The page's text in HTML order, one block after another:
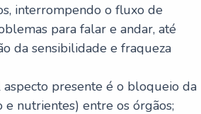
interrompendo o fluxo de
para falar e andar, até
da sensibilidade e fraqueza
presente é o bloqueio da
nutrientes) entre os órgãos;